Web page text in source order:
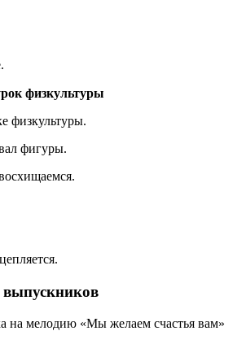
физкультуры
физкультуры.
фигуры.
выпускников
на мелодию «Мы желаем счастья вам»